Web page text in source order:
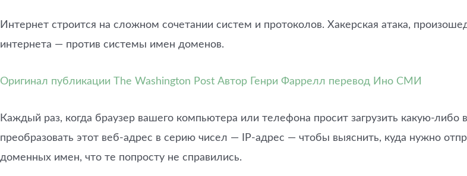
Интернет строится на сложном сочетании систем и протоколов. Хакерская атака,
интернета — против системы имен доменов.
Оригинал публикации The Washington Post Автор Генри Фаррелл перевод Ино СМИ
Каждый раз, когда браузер вашего компьютера или телефона просит загрузить какую-
преобразовать этот веб-адрес в серию чисел — IP-адрес — чтобы выяснить, куда нужно
доменных имен, что те попросту не справились.